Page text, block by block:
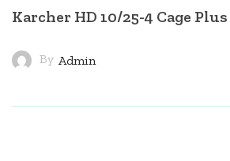
Karcher HD 10/25-4 Cage Plus
By Admin